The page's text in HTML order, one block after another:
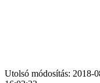
Utolsó módosítás: 2018-